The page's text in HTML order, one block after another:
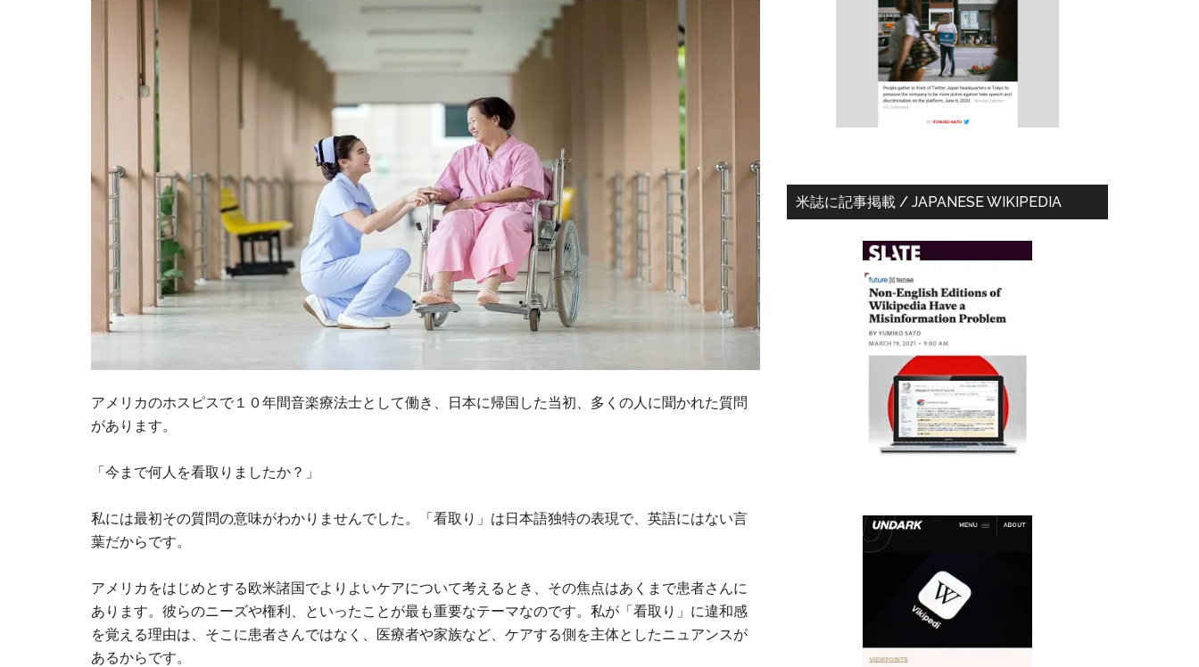
アメリカのホスピスで１０年間音楽療法士として働き、日本に帰国した当初、多くの人に聞かれた質問
があります。
「今まで何人を看取りましたか？」
私には最初その質問の意味がわかりませんでした。「看取り」は日本語独特の表現で、英語にはない言
葉だからです。
アメリカをはじめとする欧米諸国でよりよいケアについて考えるとき、その焦点はあくまで患者さんに
あります。彼らのニーズや権利、といったことが最も重要なテーマなのです。私が「看取り」に違和感
を覚える理由は、そこに患者さんではなく、医療者や家族など、ケアする側を主体としたニュアンスが
あるからです。
米誌に記事掲載 / JAPANESE WIKIPEDIA